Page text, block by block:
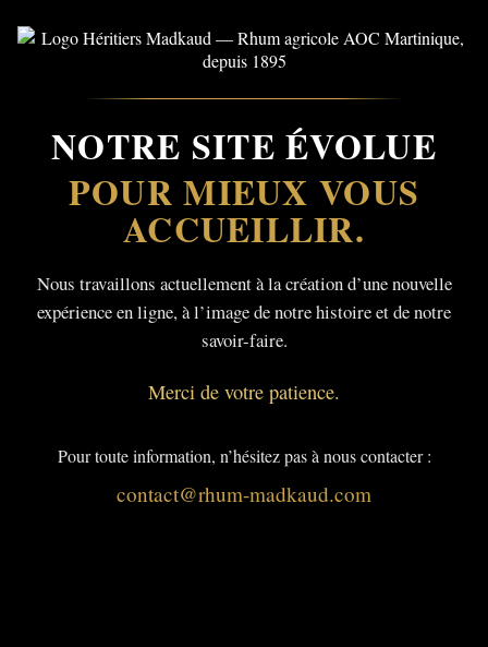
NOTRE SITE ÉVOLUE
POUR MIEUX VOUS
ACCUEILLIR.
Nous travaillons actuellement à la création d’une nouvelle
expérience en ligne, à l’image de notre histoire et de notre
savoir-faire.
Merci de votre patience.
Pour toute information, n’hésitez pas à nous contacter :
contact@rhum-madkaud.com